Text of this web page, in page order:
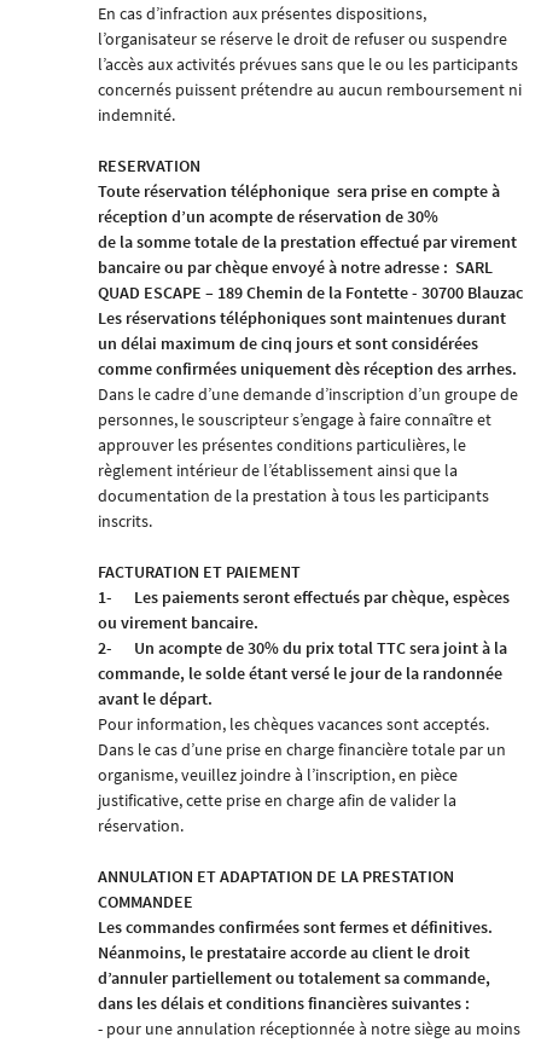
En cas d’infraction aux présentes dispositions,
l’organisateur se réserve le droit de refuser ou suspendre
l’accès aux activités prévues sans que le ou les participants
concernés puissent prétendre au aucun remboursement ni
indemnité.
RESERVATION
Toute réservation téléphonique sera prise en compte à
réception d’un acompte de réservation de 30%
de la somme totale de la prestation effectué par virement
bancaire ou par chèque envoyé à notre adresse : SARL
QUAD ESCAPE – 189 Chemin de la Fontette - 30700 Blauzac
Les réservations téléphoniques sont maintenues durant
un délai maximum de cinq jours et sont considérées
comme confirmées uniquement dès réception des arrhes.
Dans le cadre d’une demande d’inscription d’un groupe de
personnes, le souscripteur s’engage à faire connaître et
approuver les présentes conditions particulières, le
règlement intérieur de l’établissement ainsi que la
documentation de la prestation à tous les participants
inscrits.
FACTURATION ET PAIEMENT
1-
Les paiements seront effectués par chèque, espèces
ou virement bancaire.
2-
Un acompte de 30% du prix total TTC sera joint à la
commande, le solde étant versé le jour de la randonnée
avant le départ.
Pour information, les chèques vacances sont acceptés.
Dans le cas d’une prise en charge financière totale par un
organisme, veuillez joindre à l’inscription, en pièce
justificative, cette prise en charge afin de valider la
réservation.
ANNULATION ET ADAPTATION DE LA PRESTATION
COMMANDEE
Les commandes confirmées sont fermes et définitives.
Néanmoins, le prestataire accorde au client le droit
d’annuler partiellement ou totalement sa commande,
dans les délais et conditions financières suivantes :
- pour une annulation réceptionnée à notre siège au moins